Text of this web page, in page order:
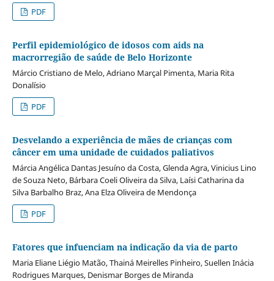
PDF
Perfil epidemiológico de idosos com aids na
macrorregião de saúde de Belo Horizonte
Márcio Cristiano de Melo, Adriano Marçal Pimenta, Maria Rita
Donalísio
PDF
Desvelando a experiência de mães de crianças com
câncer em uma unidade de cuidados paliativos
Márcia Angélica Dantas Jesuíno da Costa, Glenda Agra, Vinicius Lino
de Souza Neto, Bárbara Coeli Oliveira da Silva, Laísi Catharina da
Silva Barbalho Braz, Ana Elza Oliveira de Mendonça
PDF
Fatores que infuenciam na indicação da via de parto
Maria Eliane Liégio Matão, Thainá Meirelles Pinheiro, Suellen Inácia
Rodrigues Marques, Denismar Borges de Miranda